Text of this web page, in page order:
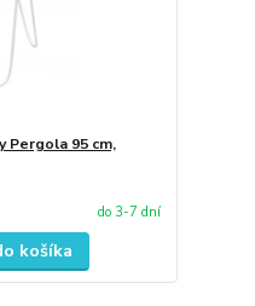
Pergola 95 cm,
do 3-7 dní
košíka